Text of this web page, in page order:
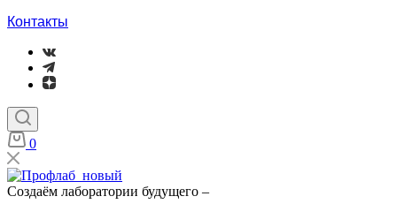
Контакты
0
Создаём лаборатории будущего –